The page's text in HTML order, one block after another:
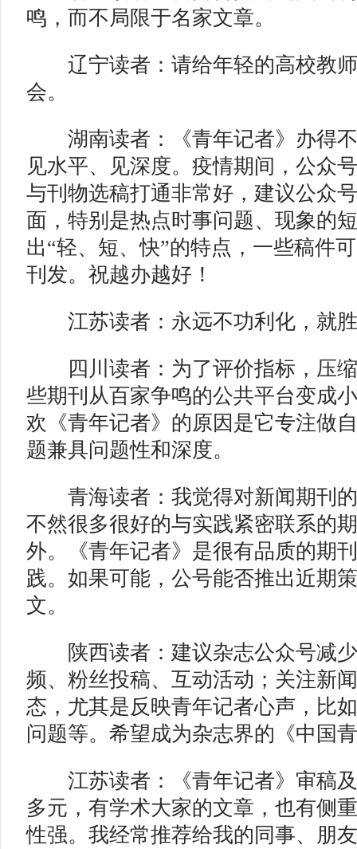
鸣，而不局限于名家文章。
辽宁读者：请给年轻的高校教师
会。
湖南读者：《青年记者》办得不
见水平、见深度。疫情期间，公众
与刊物选稿打通非常好，建议公众
面，特别是热点时事问题、现象的
出“轻、短、快”的特点，一些稿件
刊发。祝越办越好！
江苏读者：永远不功利化，就
四川读者：为了评价指标，压
些期刊从百家争鸣的公共平台变成
欢《青年记者》的原因是它专注做
题兼具问题性和深度。
青海读者：我觉得对新闻期刊的
不然很多很好的与实践紧密联系的
外。《青年记者》是很有品质的期
践。如果可能，公号能否推出近期
文。
陕西读者：建议杂志公众号减少
频、粉丝投稿、互动活动；关注新
态，尤其是反映青年记者心声，比
问题等。希望成为杂志界的《中国
江苏读者：《青年记者》审稿及
多元，有学术大家的文章，也有侧
性强。我经常推荐给我的同事、朋